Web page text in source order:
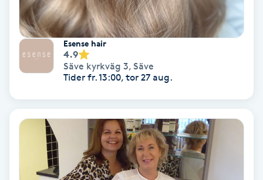
Ombre brows
Ombre naglar
Ortobionomi
Esense hair
4.9
Säve kyrkväg 3, Säve
Tider fr. 13:00, tor 27 aug.